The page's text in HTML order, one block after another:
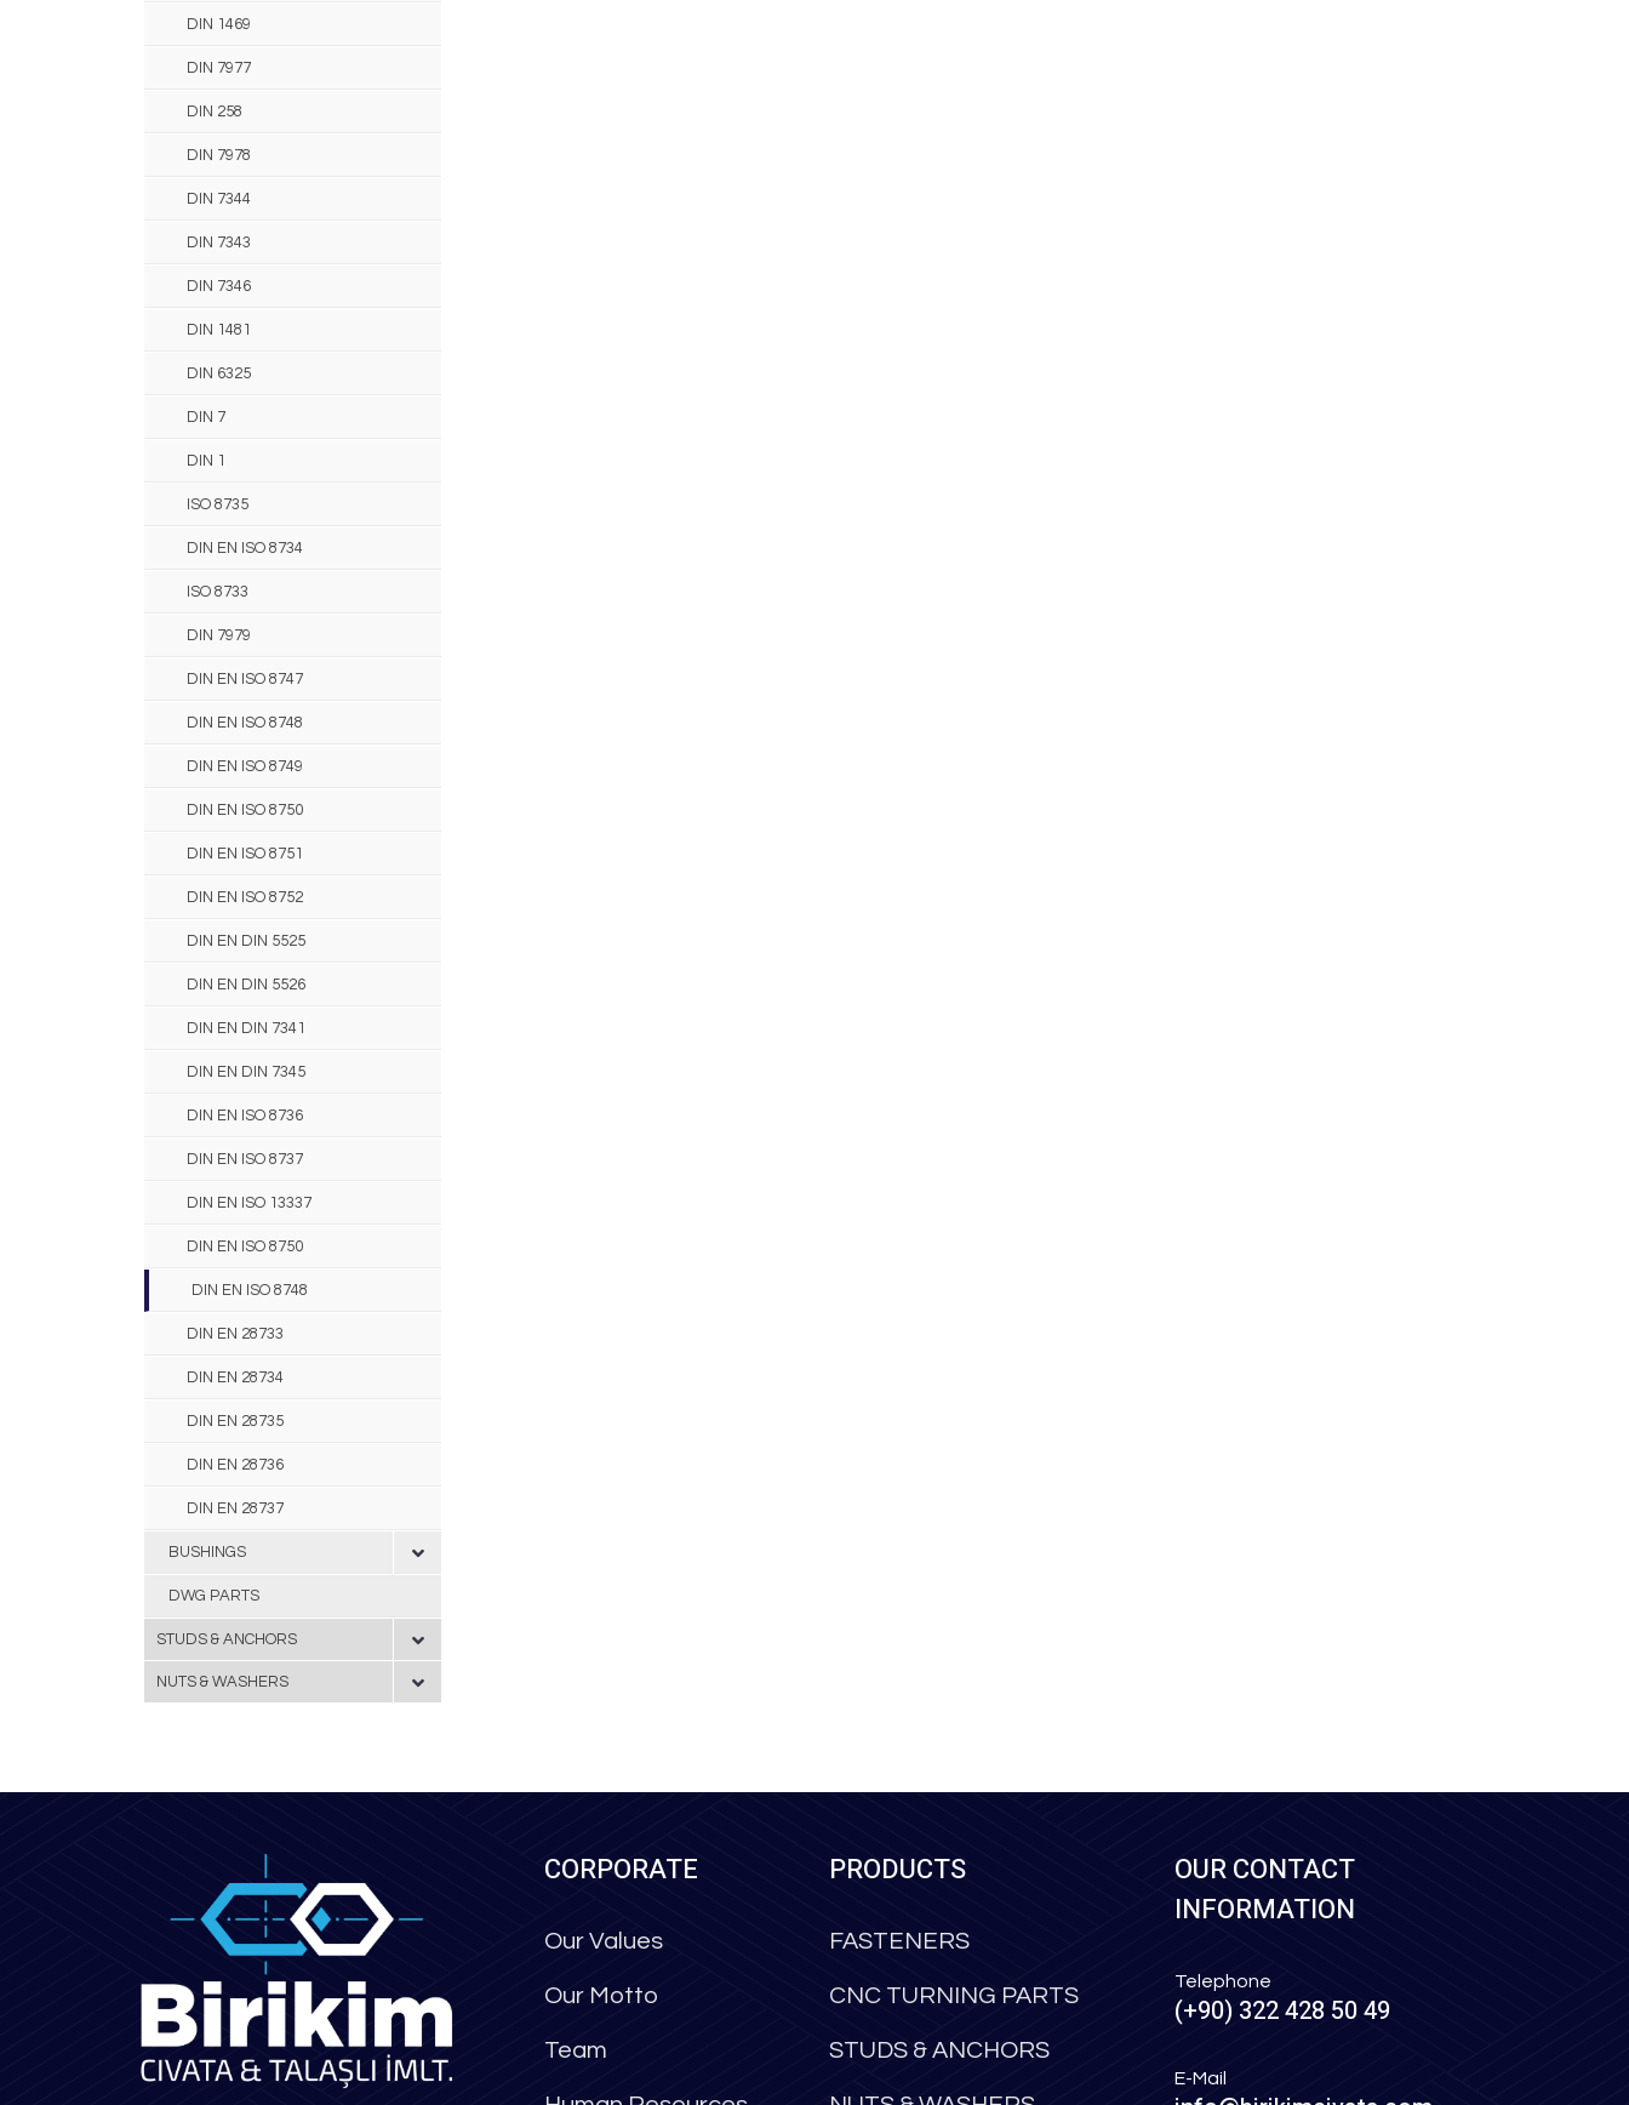
DIN 1469
DIN 7977
DIN 258
DIN 7978
DIN 7344
DIN 7343
DIN 7346
DIN 1481
DIN 6325
DIN 7
DIN 1
ISO 8735
DIN EN ISO 8734
ISO 8733
DIN 7979
DIN EN ISO 8747
DIN EN ISO 8748
DIN EN ISO 8749
DIN EN ISO 8750
DIN EN ISO 8751
DIN EN ISO 8752
DIN EN DIN 5525
DIN EN DIN 5526
DIN EN DIN 7341
DIN EN DIN 7345
DIN EN ISO 8736
DIN EN ISO 8737
DIN EN ISO 13337
DIN EN ISO 8750
DIN EN ISO 8748
DIN EN 28733
DIN EN 28734
DIN EN 28735
DIN EN 28736
DIN EN 28737
BUSHINGS
DWG PARTS
STUDS & ANCHORS
NUTS & WASHERS
CORPORATE
Our Values
Our Motto
Team
PRODUCTS
FASTENERS
CNC TURNING PARTS
STUDS & ANCHORS
OUR CONTACT
INFORMATION
Telephone
(+90) 322 428 50 49
E-Mail